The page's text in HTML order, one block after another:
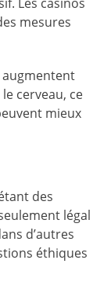
mesures
augmentent
cerveau, ce
mieux
des
légal
d’autres
éthiques